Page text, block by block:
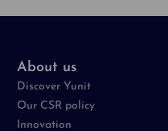
About us
Discover Yunit
Our CSR policy
Innovation